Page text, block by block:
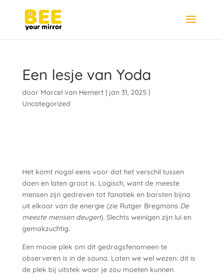
Een lesje van Yoda
door Marcel van Hemert| jan 31, 2025 |
Uncategorized
Het komt nogal eens voor dat het verschil tussen
doen en laten groot is. Logisch, want de meeste
mensen zijn gedreven tot fanatiek en barsten bijna
uit elkaar van de energie (zie Rutger Bregmans De
meeste mensen deugen). Slechts weinigen zijn lui en
gemakzuchtig.
Een mooie plek om dit gedragsfenomeen te
observeren is in de sauna. Laten we wel wezen: dit is
de plek bij uitstek waar je zou moeten kunnen